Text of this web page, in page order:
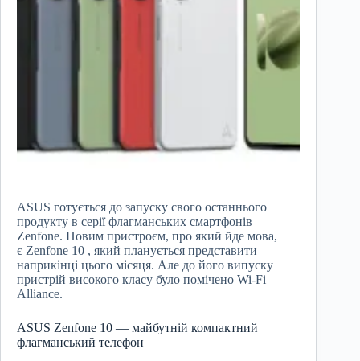
ASUS готується до запуску свого останнього
продукту в серії флагманських смартфонів
Zenfone. Новим пристроєм, про який йде мова,
є Zenfone 10 , який планується представити
наприкінці цього місяця. Але до його випуску
пристрій високого класу було помічено Wi-Fi
Alliance.
ASUS Zenfone 10 — майбутній компактний
флагманський телефон